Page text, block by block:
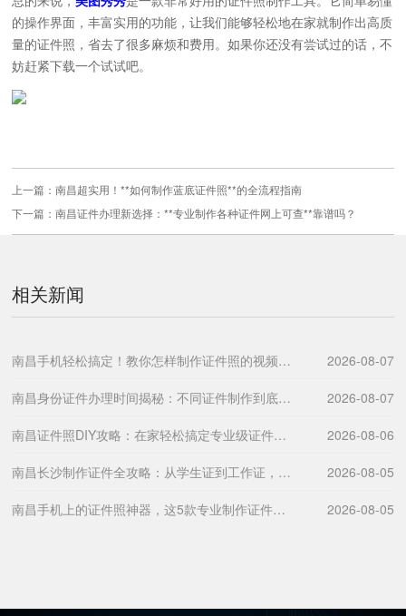
的操作界面，丰富实用的功能，让我们能够轻松地在家就制作出高质
量的证件照，省去了很多麻烦和费用。如果你还没有尝试过的话，不
妨赶紧下载一个试试吧。
上一篇：南昌超实用！**如何制作蓝底证件照**的全流程指南
下一篇：南昌证件办理新选择：**专业制作各种证件网上可查**靠谱吗？
相关新闻
南昌手机轻松搞定！教你怎样制作证件照的视频教程全攻略 2026-08-07
南昌身份证件办理时间揭秘：不同证件制作到底需要几天？ 2026-08-07
南昌证件照DIY攻略：在家轻松搞定专业级证件照片 2026-08-06
南昌长沙制作证件全攻略：从学生证到工作证，一文教你搞定所有需求 2026-08-05
南昌手机上的证件照神器，这5款专业制作证件照软件超好用！ 2026-08-05